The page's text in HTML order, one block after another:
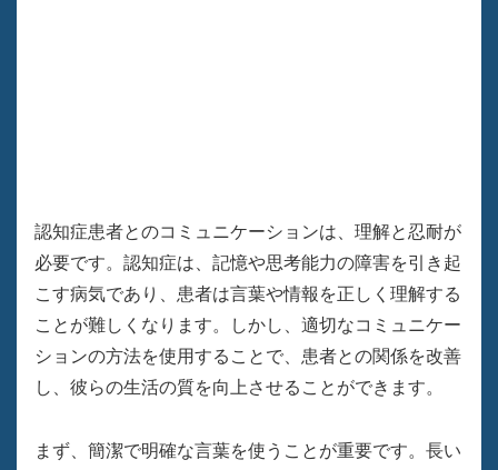
認知症患者とのコミュニケーションは、理解と忍耐が
必要です。認知症は、記憶や思考能力の障害を引き起
こす病気であり、患者は言葉や情報を正しく理解する
ことが難しくなります。しかし、適切なコミュニケー
ションの方法を使用することで、患者との関係を改善
し、彼らの生活の質を向上させることができます。
まず、簡潔で明確な言葉を使うことが重要です。長い